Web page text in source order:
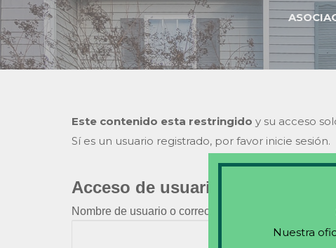
Este contenido esta restringido y su acceso
Sí es un usuario registrado, por favor inicie sesión.
Acceso de usuarios existentes
Nombre de usuario o correo electrónico
Nuestra